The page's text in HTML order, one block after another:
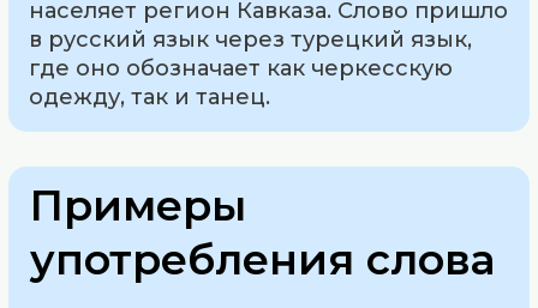
населяет регион Кавказа. Слово пришло
в русский язык через турецкий язык,
где оно обозначает как черкесскую
одежду, так и танец.
Примеры
употребления слова